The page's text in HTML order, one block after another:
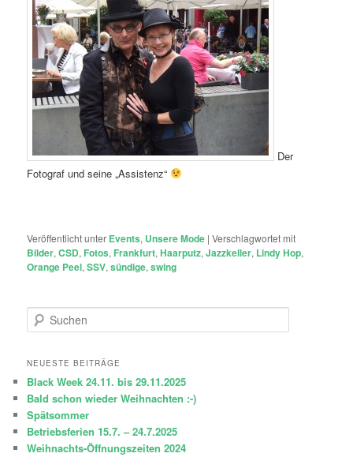
Der
Fotograf und seine „Assistenz“
Veröffentlicht unter Events, Unsere Mode |Verschlagwortet mit
Bilder,CSD, Fotos, Frankfurt,Haarputz,Jazzkeller, Lindy Hop,
Orange Peel,SSV,sündige,swing
u
h
n
NEUESTE BEITRÄGE
Black Week 24.11. bis 29.11.2025
Bald schon wieder Weihnachten :-)
Spätsommer
Betriebsferien 15.7. – 24.7.2025
Weihnachts-Öffnungszeiten 2024